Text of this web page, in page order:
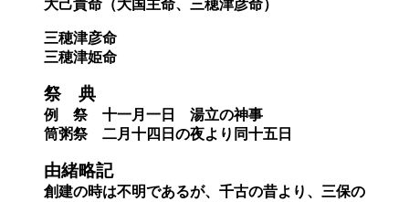
大己貴命（大国主命、三穂津彦命）
三穂津彦命
三穂津姫命
祭 典
例 祭
十一月一日 湯立の神事
筒粥祭
二月十四日の夜より同十五日
由緒略記
創建の時は不明であるが、千古の昔より、三保の